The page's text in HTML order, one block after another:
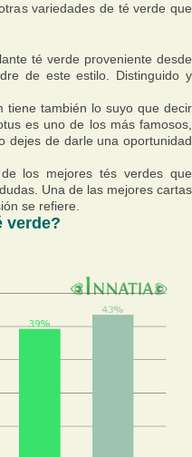
variedades de té verde que
té verde proveniente desde
de este estilo. Distinguido y
tiene también lo suyo que decir
es uno de los más famosos,
dejes de darle una oportunidad
los mejores tés verdes que
Una de las mejores cartas
se refiere.
verde?